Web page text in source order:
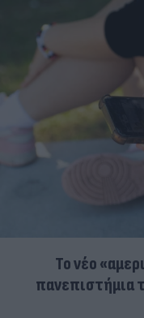
Το νέο
πανεπιστήμια